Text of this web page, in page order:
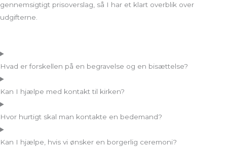
gennemsigtigt prisoverslag, så I har et klart overblik over
udgifterne.
Hvad er forskellen på en begravelse og en bisættelse?
Kan I hjælpe med kontakt til kirken?
Hvor hurtigt skal man kontakte en bedemand?
Kan I hjælpe, hvis vi ønsker en borgerlig ceremoni?